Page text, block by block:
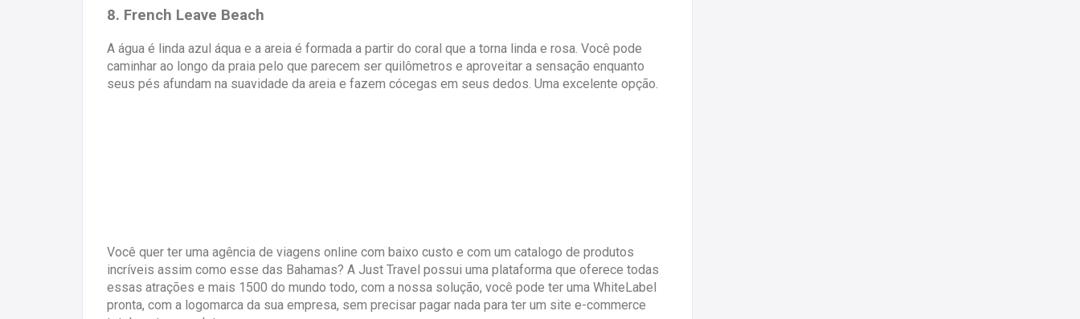
8. French Leave Beach
A água é linda azul áqua e a areia é formada a partir do coral que a torna linda e rosa. Você pode
caminhar ao longo da praia pelo que parecem ser quilômetros e aproveitar a sensação enquanto
seus pés afundam na suavidade da areia e fazem cócegas em seus dedos. Uma excelente opção.
Você quer ter uma agência de viagens online com baixo custo e com um catalogo de produtos
incríveis assim como esse das Bahamas? A Just Travel possui uma plataforma que oferece todas
essas atrações e mais 1500 do mundo todo, com a nossa solução, você pode ter uma WhiteLabel
pronta, com a logomarca da sua empresa, sem precisar pagar nada para ter um site e-commerce